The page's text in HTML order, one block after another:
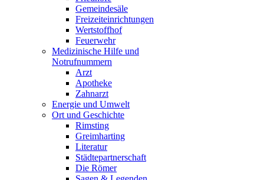
Gemeindesäle
Freizeiteinrichtungen
Wertstoffhof
Feuerwehr
Medizinische Hilfe und
Notrufnummern
Arzt
Apotheke
Zahnarzt
Energie und Umwelt
Ort und Geschichte
Rimsting
Greimharting
Literatur
Städtepartnerschaft
Die Römer